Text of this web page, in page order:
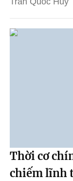
Thời cơ
chiếm lĩnh